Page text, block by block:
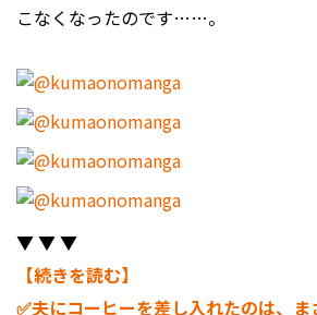
こなくなったのです……。
▼ ▼ ▼
【続きを読む】
✅夫にコーヒーを差し入れたのは、